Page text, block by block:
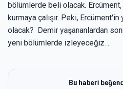
bölümlerde beli olacak. Ercüment,
kurmaya çalışır. Peki,
olacak? Demir yaşananlardan
yeni bölümlerde izleyeceğiz. .
Bu haberi